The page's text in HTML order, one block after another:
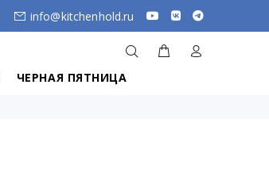
info@kitchenhold.ru
ЧЕРНАЯ ПЯТНИЦА